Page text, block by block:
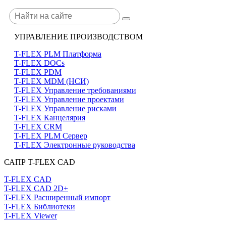
УПРАВЛЕНИЕ ПРОИЗВОДСТВОМ
T-FLEX PLM Платформа
T-FLEX DOCs
T-FLEX PDM
T-FLEX MDM (НСИ)
T-FLEX Управление требованиями
T-FLEX Управление проектами
T-FLEX Управление рисками
T-FLEX Канцелярия
T-FLEX CRM
T-FLEX PLM Сервер
T-FLEX Электронные руководства
САПР T-FLEX CAD
T-FLEX CAD
T-FLEX CAD 2D+
T-FLEX Расширенный импорт
T-FLEX Библиотеки
T-FLEX Viewer